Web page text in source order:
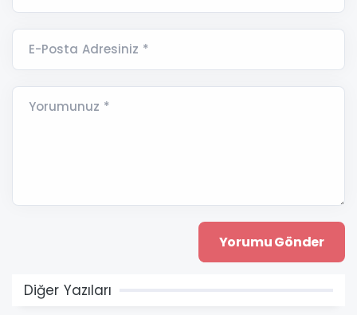
E-Posta Adresiniz *
Yorumunuz *
Diğer Yazıları